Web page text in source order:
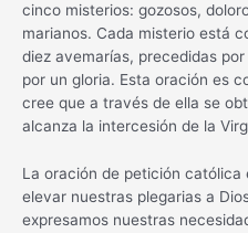
cinco misterios: gozosos,
marianos. Cada misterio está
diez avemarías, precedidas
por un gloria. Esta oración es
cree que a través de ella se
alcanza la intercesión de la
La oración de petición católica
elevar nuestras plegarias a
expresamos nuestras